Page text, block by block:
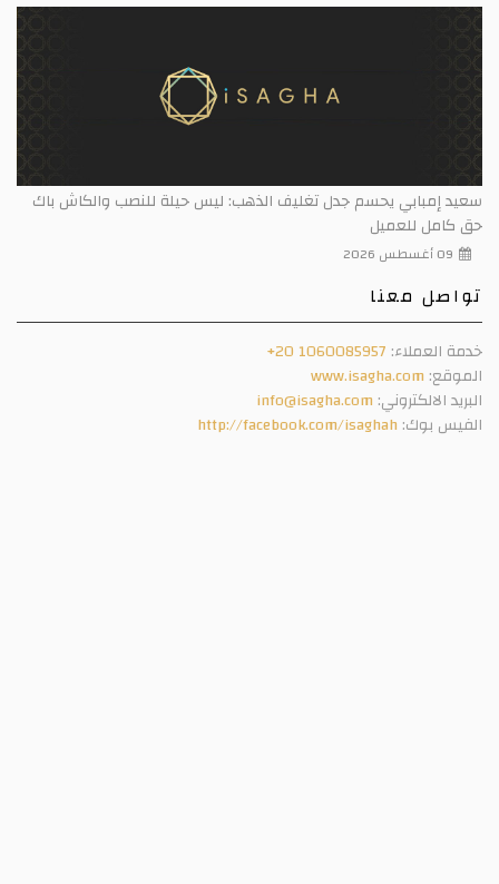
سعيد إمبابي يحسم جدل تغليف الذهب: ليس حيلة للنصب والكاش باك
حق كامل للعميل
09 أغسطس 2026
تواصل معنا
خدمة العملاء: +20 1060085957
الموقع: www.isagha.com
البريد الالكتروني: info@isagha.com
الفيس بوك: http://facebook.com/isaghah